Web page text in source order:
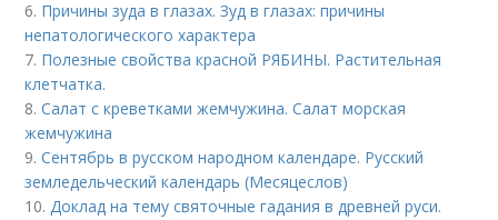
6. Причины зуда в глазах. Зуд в глазах: причины
непатологического характера
7. Полезные свойства красной РЯБИНЫ. Растительная
клетчатка.
8.Салат с креветками жемчужина. Салат морская
жемчужина
9.Сентябрь в русском народном календаре. Русский
земледельческий календарь (Месяцеслов)
10.Доклад на тему святочные гадания в древней руси.